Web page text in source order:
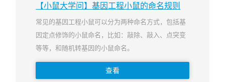
【小鼠大学问】基因工程小鼠的命名规则
常见的基因工程小鼠可以分为两种命名方式，包括基
因定点修饰的小鼠命名，比如：敲除、敲入、点突变
等等，和随机转基因的小鼠命名。
查看